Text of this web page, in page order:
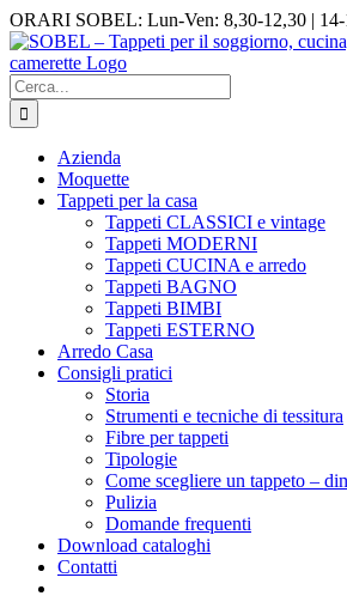
Salta
al
contenuto
Facebook
Instagram
ORARI SOBEL: Lun-Ven: 8,30-12,30 | 14-
Cerca
per:
Azienda
Moquette
Tappeti per la casa
Tappeti CLASSICI e vintage
Tappeti MODERNI
Tappeti CUCINA e arredo
Tappeti BAGNO
Tappeti BIMBI
Tappeti ESTERNO
Arredo Casa
Consigli pratici
Storia
Strumenti e tecniche di tessitura
Fibre per tappeti
Tipologie
Come scegliere un tappeto –
Pulizia
Domande frequenti
Download cataloghi
Contatti